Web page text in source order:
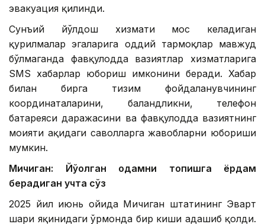
эвакуация қилинди.
Сунъий йўлдош хизмати мос келадиган
қурилмалар эгаларига оддий тармоқлар мавжуд
бўлмаганда фавқулодда вазиятлар хизматларига
SМS хабарлар юбориш имконини беради. Хабар
билан бирга тизим фойдаланувчининг
координаталарини, баландликни, телефон
батареяси даражасини ва фавқулодда вазиятнинг
моҳияти ҳақидаги саволларга жавобларни юбориши
мумкин.
Мичиган: Йўқолган одамни топишга ёрдам
берадиган учта сўз
2025 йил июнь ойида Мичиган штатининг Эварт
шаҳри яқинидаги ўрмонда бир киши адашиб қолди.